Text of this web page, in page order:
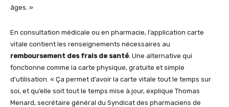
âges. »
En consultation médicale ou en pharmacie, l’application carte
vitale contient les renseignements nécessaires au
remboursement des frais de santé . Une alternative qui
fonctionne comme la carte physique, gratuite et simple
d’utilisation. « Ça permet d’avoir la carte vitale tout le temps sur
soi, et qu’elle soit tout le temps mise à jour, explique Thomas
Menard, secrétaire général du Syndicat des pharmaciens de